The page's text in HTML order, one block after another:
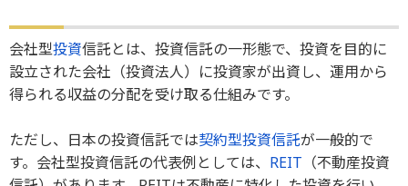
会社型投資信託とは、投資信託の一形態で、投資を目的に
設立された会社（投資法人）に投資家が出資し、運用から
得られる収益の分配を受け取る仕組みです。
ただし、日本の投資信託では契約型投資信託が一般的で
す。会社型投資信託の代表例としては、 REIT （不動産投資